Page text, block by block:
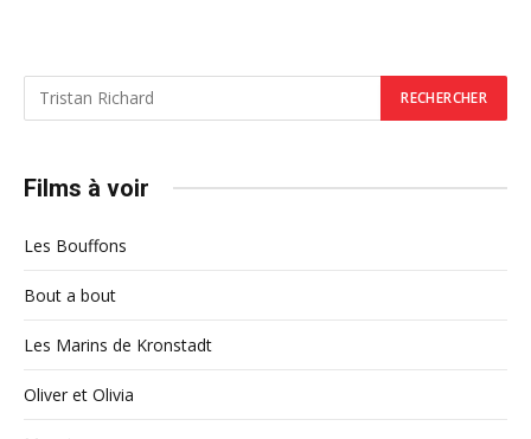
Films à voir
Les Bouffons
Bout a bout
Les Marins de Kronstadt
Oliver et Olivia